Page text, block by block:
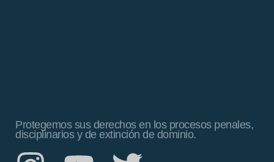
Protegemos sus derechos en los procesos penales,
disciplinarios y de extinción de dominio.